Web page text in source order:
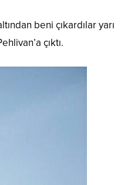
beni çıkardılar yarı
çıktı.